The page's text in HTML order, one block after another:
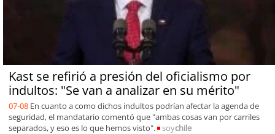
Kast se refirió a presión del oficialismo por
indultos: "Se van a analizar en su mérito"
07-08 En cuanto a como dichos indultos podrían afectar la agenda de
seguridad, el mandatario comentó que "ambas cosas van por carriles
separados, y eso es lo que hemos visto".
soychile